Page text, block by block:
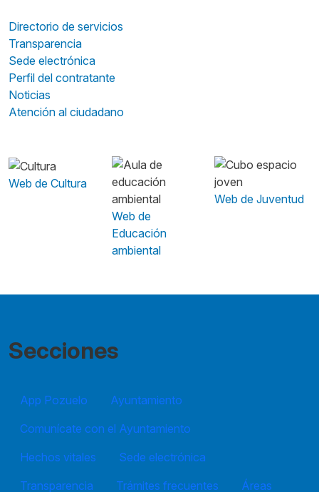
Directorio de servicios
Transparencia
Sede electrónica
Perfil del contratante
Noticias
Atención al ciudadano
Web de Cultura
Web de
Educación
ambiental
Web de Juventud
Secciones
App Pozuelo
Ayuntamiento
Comunícate con el Ayuntamiento
Hechos vitales
Sede electrónica
Transparencia
Trámites frecuentes Áreas